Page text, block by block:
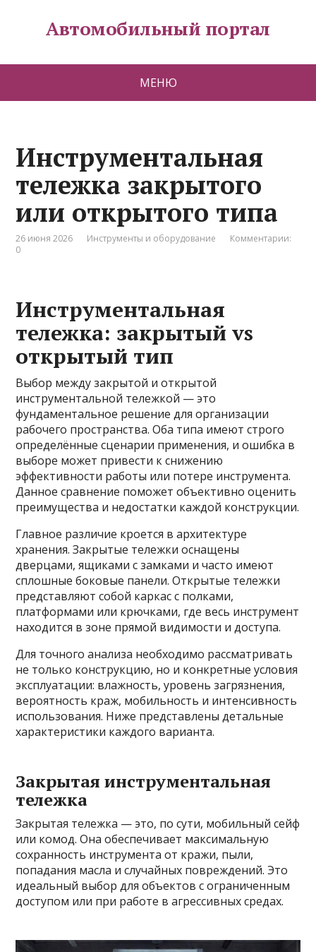
Автомобильный портал
МЕНЮ
Инструментальная
тележка закрытого
или открытого типа
26 июня 2026 Инструменты и оборудование
Комментарии:
0
Инструментальная
тележка: закрытый vs
открытый тип
Выбор между закрытой и открытой
инструментальной тележкой — это
фундаментальное решение для организации
рабочего пространства. Оба типа имеют строго
определённые сценарии применения, и ошибка в
выборе может привести к снижению
эффективности работы или потере инструмента.
Данное сравнение поможет объективно оценить
преимущества и недостатки каждой конструкции.
Главное различие кроется в архитектуре
хранения. Закрытые тележки оснащены
дверцами, ящиками с замками и часто имеют
сплошные боковые панели. Открытые тележки
представляют собой каркас с полками,
платформами или крючками, где весь инструмент
находится в зоне прямой видимости и доступа.
Для точного анализа необходимо рассматривать
не только конструкцию, но и конкретные условия
эксплуатации: влажность, уровень загрязнения,
вероятность краж, мобильность и интенсивность
использования. Ниже представлены детальные
характеристики каждого варианта.
Закрытая инструментальная
тележка
Закрытая тележка — это, по сути, мобильный сейф
или комод. Она обеспечивает максимальную
сохранность инструмента от кражи, пыли,
попадания масла и случайных повреждений. Это
идеальный выбор для объектов с ограниченным
доступом или при работе в агрессивных средах.